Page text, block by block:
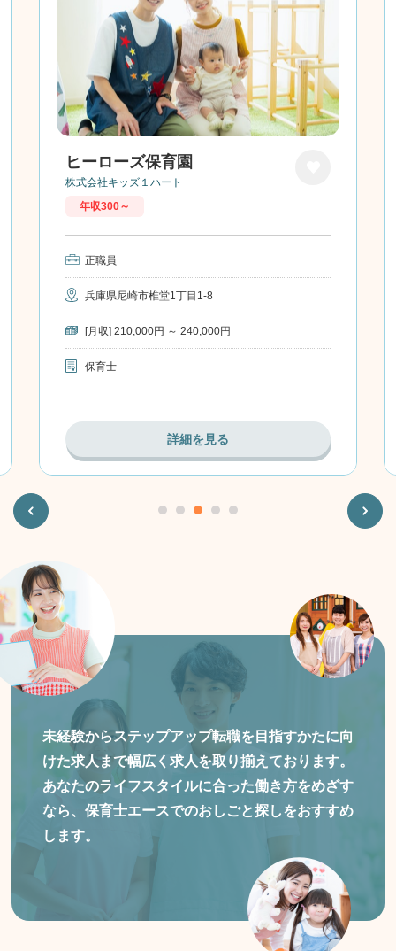
Previous
ヒーローズ保育園
株式会社キッズ１ハート
年収300～
正職員
兵庫県尼崎市椎堂1丁目1-8
[月収] 210,000円 ～ 240,000円
保育士
詳細を見る
Next
未経験からステップアップ転職を目指すかたに向
けた求人まで幅広く求人を取り揃えております。
あなたのライフスタイルに合った働き方をめざす
なら、保育士エースでのおしごと探しをおすすめ
します。